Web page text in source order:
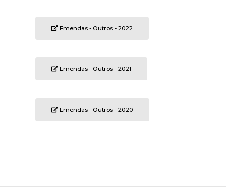
Emendas - Outros - 2022
Emendas - Outros - 2021
Emendas - Outros - 2020